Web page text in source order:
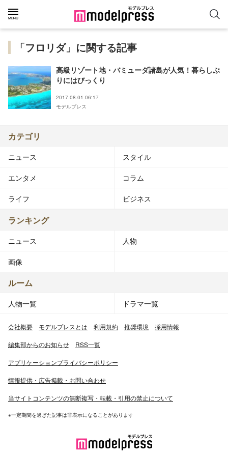
「フロリダ」に関する記事
高級リゾート地・バミューダ諸島が人気！暮らしぶ
りにはびっくり
2017.08.01 06:17
モデルプレス
カテゴリ
ニュース スタイル
エンタメ コラム
ライフ ビジネス
ランキング
ニュース 人物
画像
ルーム
人物一覧 ドラマ一覧
会社概要 モデルプレスとは 利用規約 推奨環境 採用情報
編集部からのお知らせ RSS一覧
アプリケーションプライバシーポリシー
情報提供・広告掲載・お問い合わせ
当サイトコンテンツの無断複写・転載・引用の禁止について
※一定期間を過ぎた記事は非表示になることがあります